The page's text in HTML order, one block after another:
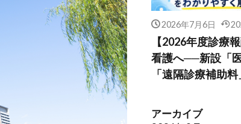
2026年7月6日
【2026年度診療
看護へ──新設「
「遠隔診療補助
アーカイブ